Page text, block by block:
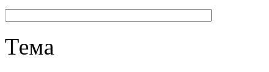
Тема